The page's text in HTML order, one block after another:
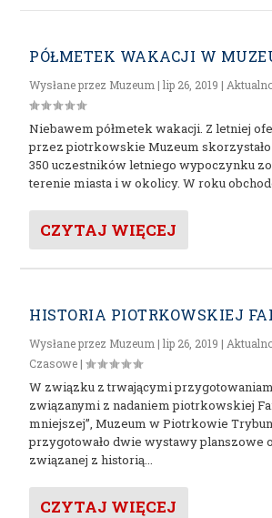
PÓŁMETEK WAKACJI W
Wysłane przez Muzeum |lip 26, 2019 |
Niebawem półmetek wakacji. Z letniej
przez piotrkowskie Muzeum
350 uczestników letniego wypoczynku
terenie miasta i w okolicy. W roku
CZYTAJ WIĘCEJ
HISTORIA PIOTRKOWSKIEJ
Wysłane przez Muzeum |lip 26, 2019 |
Czasowe |
W związku z trwającymi
związanymi z nadaniem piotrkowskiej
mniejszej”, Muzeum w Piotrkowie
przygotowało dwie wystawy planszowe
związanej z historią...
CZYTAJ WIĘCEJ